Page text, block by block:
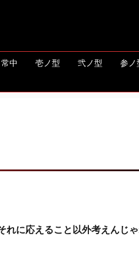
中 壱ノ型 弐ノ型 参ノ
れに応えること以外考えんじ